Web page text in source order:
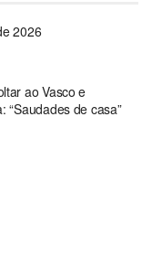
2026
ao Vasco e
“Saudades de casa”